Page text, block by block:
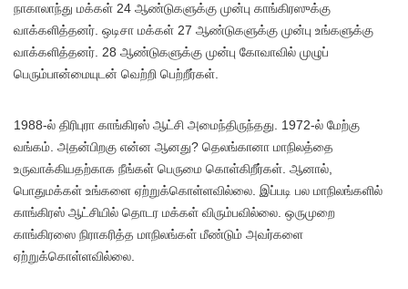
நாகாலாந்து மக்கள் 24 ஆண்டுகளுக்கு முன்பு காங்கிரஸுக்கு
வாக்களித்தனர். ஒடிசா மக்கள் 27 ஆண்டுகளுக்கு முன்பு உங்களுக்கு
வாக்களித்தனர். 28 ஆண்டுகளுக்கு முன்பு கோவாவில் முழுப்
பெரும்பான்மையுடன் வெற்றி பெற்றீர்கள்.
1988-ல் திரிபுரா காங்கிரஸ் ஆட்சி அமைந்திருந்தது. 1972-ல் மேற்கு
வங்கம். அதன்பிறகு என்ன ஆனது? தெலங்கானா மாநிலத்தை
உருவாக்கியதற்காக நீங்கள் பெருமை கொள்கிறீர்கள். ஆனால்,
பொதுமக்கள் உங்களை ஏற்றுக்கொள்ளவில்லை. இப்படி பல மாநிலங்களில்
காங்கிரஸ் ஆட்சியில் தொடர மக்கள் விரும்பவில்லை. ஒருமுறை
காங்கிரஸை நிராகரித்த மாநிலங்கள் மீண்டும் அவர்களை
ஏற்றுக்கொள்ளவில்லை.